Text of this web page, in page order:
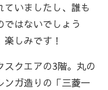
いましたし、誰も
はないでしょう
しみです！
クエアの3階。丸の
ンガ造りの「三菱一